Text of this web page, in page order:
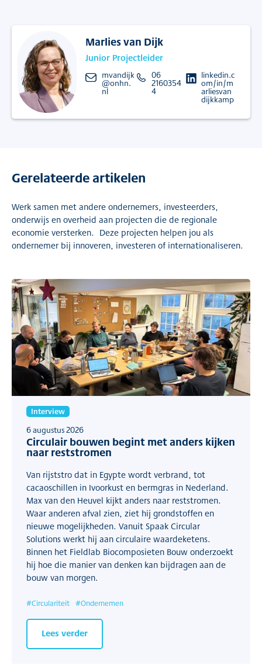
Marlies van Dijk
Junior Projectleider
mvandijk
@onhn.
nl
06
2160354
4
linkedin.c
om/in/m
arliesvan
dijkkamp
Gerelateerde artikelen
Werk samen met andere ondernemers, investeerders,
onderwijs en overheid aan projecten die de regionale
economie versterken. Deze projecten helpen jou als
ondernemer bij innoveren, investeren of internationaliseren.
Interview
6 augustus 2026
Circulair bouwen begint met anders kijken
naar reststromen
Van rijststro dat in Egypte wordt verbrand, tot
cacaoschillen in Ivoorkust en bermgras in Nederland.
Max van den Heuvel kijkt anders naar reststromen.
Waar anderen afval zien, ziet hij grondstoffen en
nieuwe mogelijkheden. Vanuit Spaak Circular
Solutions werkt hij aan circulaire waardeketens.
Binnen het Fieldlab Biocomposieten Bouw onderzoekt
hij hoe die manier van denken kan bijdragen aan de
bouw van morgen.
#Circulariteit #Ondernemen
Lees verder